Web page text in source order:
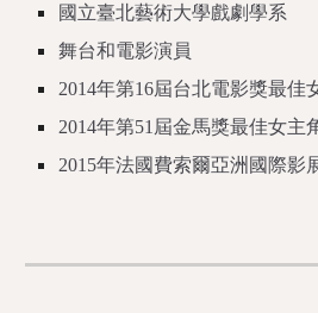
國立臺北藝術大學戲劇學系
舞台和電影演員
2014年第16屆台北電影獎最佳
2014年第51屆金馬獎最佳女主
2015年法國費索爾亞洲國際影